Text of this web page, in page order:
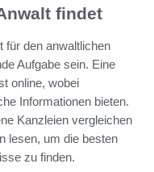
findet
für den anwaltlichen
Aufgabe sein. Eine
online, wobei
Informationen bieten.
Kanzleien vergleichen
lesen, um die besten
zu finden.